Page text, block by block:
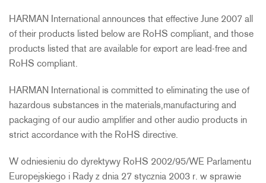
szkolenia
wsparcie
Język/Region
HARMAN International announces that effective June 2007 all
of their products listed below are RoHS compliant, and those
products listed that are available for export are lead-free and
RoHS compliant.
HARMAN International is committed to eliminating the use of
hazardous substances in the materials,manufacturing and
packaging of our audio amplifier and other audio products in
strict accordance with the RoHS directive.
W odniesieniu do dyrektywy RoHS 2002/95/WE Parlamentu
Europejskiego i Rady z dnia 27 stycznia 2003 r. w sprawie